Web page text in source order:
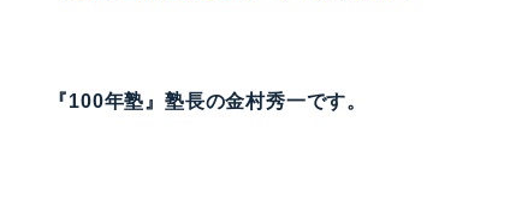
『100年塾』塾長の金村秀一です。